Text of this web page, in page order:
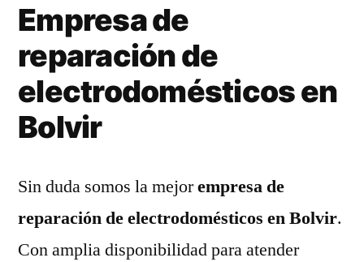
Empresa de
reparación de
electrodomésticos en
Bolvir
Sin duda somos la mejorempresa de
reparación de electrodomésticos en Bolvir.
Con amplia disponibilidad para atender